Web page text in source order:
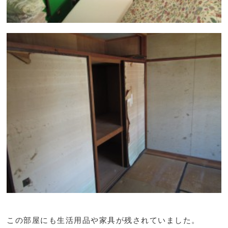
この部屋にも生活用品や家具が残されていました。